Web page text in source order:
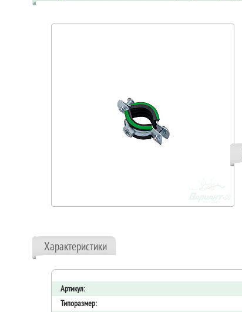
Характеристики
Артикул:
Типоразмер: